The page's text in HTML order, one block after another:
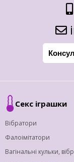
Секс іграшки
Вібратори
Фалоімітатори
Вагінальні кульки,